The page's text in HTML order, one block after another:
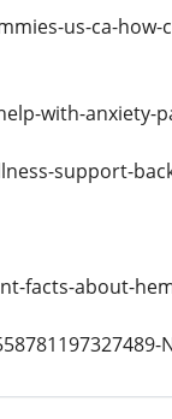
us-ca-how-
with-anxiety-
support-
facts-about-